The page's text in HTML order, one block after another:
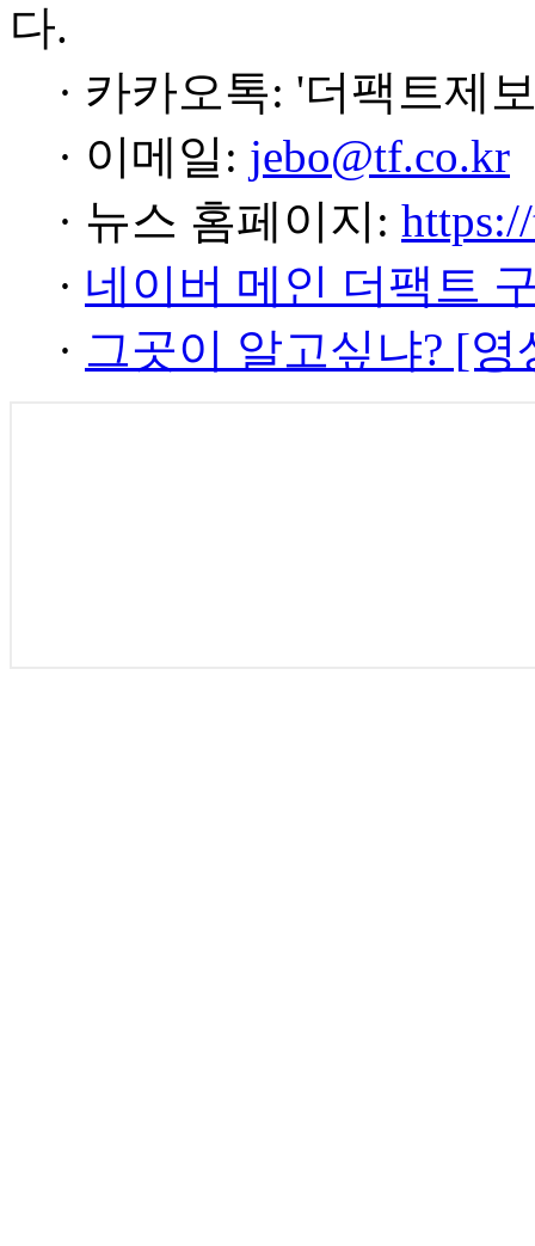
다.
· 카카오톡: '더팩트제
· 이메일: jebo@tf.co.kr
· 뉴스 홈페이지:
· 네이버 메인 더팩트
· 그곳이 알고싶냐? [